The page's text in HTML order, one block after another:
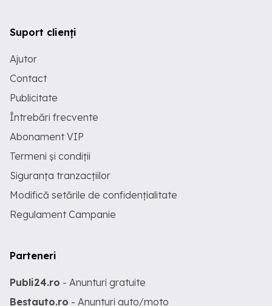
Suport clienți
Ajutor
Contact
Publicitate
Întrebări frecvente
Abonament VIP
Termeni și condiții
Siguranța tranzacțiilor
Modifică setările de confidențialitate
Regulament Campanie
Parteneri
Publi24.ro - Anunturi gratuite
Bestauto.ro - Anunturi auto/moto